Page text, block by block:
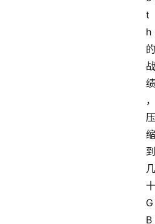
t
h
的
战
绩
，
压
缩
到
几
十
G
B